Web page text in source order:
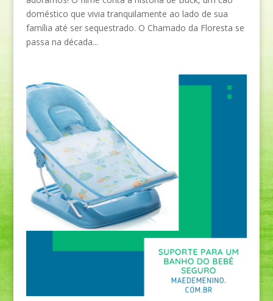
doméstico que vivia tranquilamente ao lado de sua
família até ser sequestrado. O Chamado da Floresta se
passa na década...